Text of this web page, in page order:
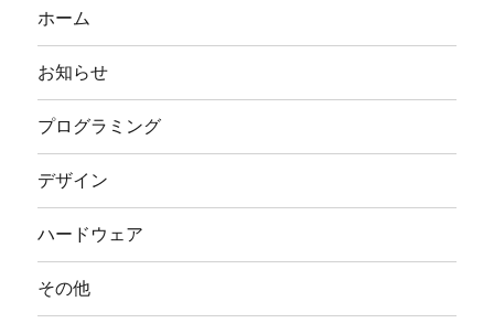
ホーム
お知らせ
プログラミング
デザイン
ハードウェア
その他